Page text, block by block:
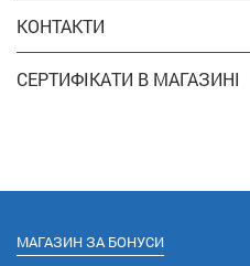
КОНТАКТИ
СЕРТИФІКАТИ В МАГАЗИНІ
МАГАЗИН ЗА БОНУСИ